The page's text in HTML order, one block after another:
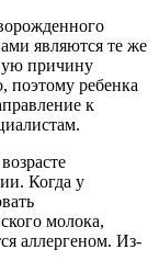
являются те же
причину
поэтому ребенка
к
Когда у
молока,
аллергеном. Из-